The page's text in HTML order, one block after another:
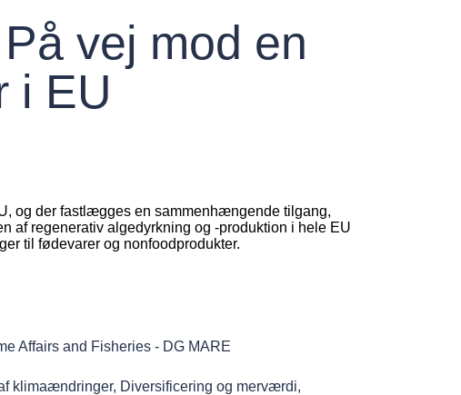
vej mod en
i EU
og der fastlægges en sammenhængende tilgang,
af regenerativ algedyrkning og -produktion i hele EU
til fødevarer og nonfoodprodukter.
Affairs and Fisheries - DG MARE
klimaændringer, Diversificering og merværdi,